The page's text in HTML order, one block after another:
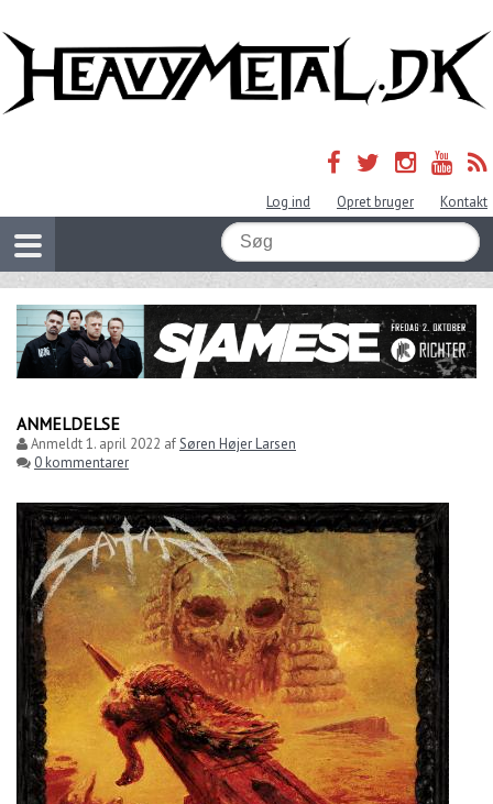
Log ind Opret bruger Kontakt
ANMELDELSE
Anmeldt1. april 2022 afSøren Højer Larsen
0 kommentarer